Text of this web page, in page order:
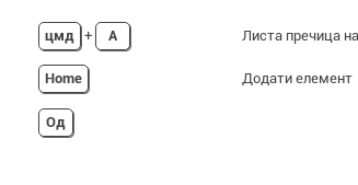
цмд + A Листа пречица
Home Додати елемент
Од